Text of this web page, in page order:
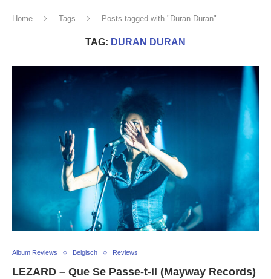
Home Tags Posts tagged with "Duran Duran"
TAG: DURAN DURAN
Album Reviews Belgisch Reviews
LEZARD – Que Se Passe-t-il (Mayway Records)